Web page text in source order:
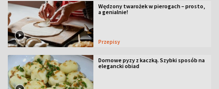
Wędzony twarożek w pierogach – prosto,
a genialnie!
Przepisy
Domowe pyzy z kaczką. Szybki sposób na
elegancki obiad